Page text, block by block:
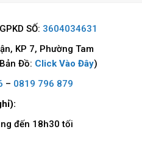
GPKD SỐ: 3604034631
KP 7, Phường Tam
Đồ: Click Vào Đây)
– 0819 796 879
đến 18h30 tối